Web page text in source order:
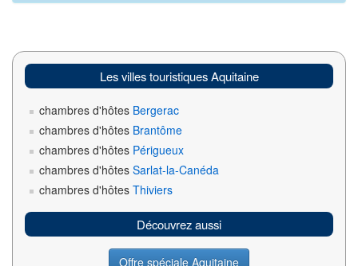
Les villes touristiques Aquitaine
chambres d'hôtes Bergerac
chambres d'hôtes Brantôme
chambres d'hôtes Périgueux
chambres d'hôtes Sarlat-la-Canéda
chambres d'hôtes Thiviers
Découvrez aussi
Offre spéciale Aquitaine